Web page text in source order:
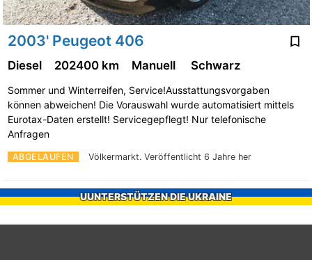
2003' Peugeot 406
ABGELAUFEN Völkermarkt. Veröffentlicht 6 Jahre her
Diesel 202400 km Manuell Schwarz
Sommer und Winterreifen, Service!Ausstattungsvorgaben
können abweichen! Die Vorauswahl wurde automatisiert mittels
Eurotax-Daten erstellt! Servicegepflegt! Nur telefonische
Anfragen
UUNTERSTÜTZEN DIE UKRAINE